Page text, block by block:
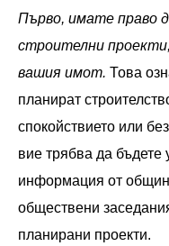
Първо, имате право
строителни
вашия имот. Това
планират
спокойствието или
вие трябва да
информация от
обществени
планирани проекти.